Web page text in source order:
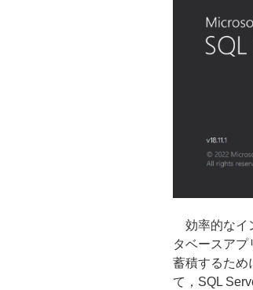
効率的なイ
タベースア
蓄積するため
て，SQL